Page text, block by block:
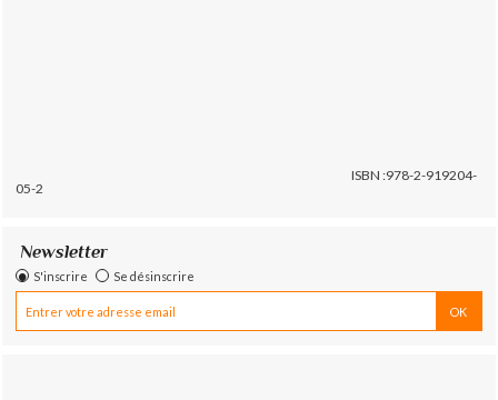
ISBN :978-2-919204-
05-2
Newsletter
S'inscrire Se désinscrire